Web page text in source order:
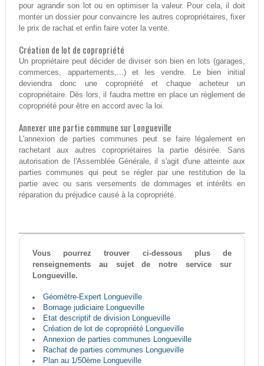
pour agrandir son lot ou en optimiser la valeur. Pour cela, il doit
monter un dossier pour convaincre les autres copropriétaires, fixer
le prix de rachat et enfin faire voter la vente.
Création de lot de copropriété
Un propriétaire peut décider de diviser son bien en lots (garages,
commerces, appartements,...) et les vendre. Le bien initial
deviendra donc une copropriété et chaque acheteur un
copropriétaire. Dès lors, il faudra mettre en place un règlement de
copropriété pour être en accord avec la loi.
Annexer une partie commune sur Longueville
L'annexion de parties communes peut se faire légalement en
rachetant aux autres copropriétaires la partie désirée. Sans
autorisation de l'Assemblée Générale, il s'agit d'une atteinte aux
parties communes qui peut se régler par une restitution de la
partie avec ou sans versements de dommages et intérêts en
réparation du préjudice causé à la copropriété.
Vous pourrez trouver ci-dessous plus de
renseignements au sujet de notre service sur
Longueville.
Géomètre-Expert Longueville
Bornage judiciaire Longueville
Etat descriptif de division Longueville
Création de lot de copropriété Longueville
Annexion de parties communes Longueville
Rachat de parties communes Longueville
Plan au 1/50ème Longueville